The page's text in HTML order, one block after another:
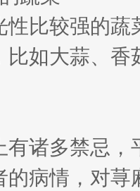
比较强的
比如大蒜、
诸多禁忌
的病情，对